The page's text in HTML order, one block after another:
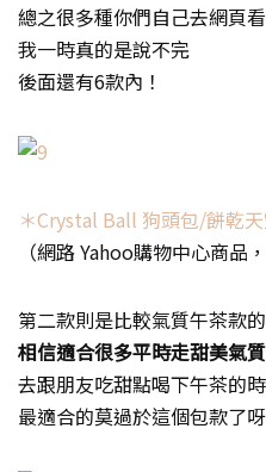
總之很多種你們自己去網頁
我一時真的是說不完
後面還有6款內！
＊Crystal Ball 狗頭包/餅乾
（網路 Yahoo購物中心商品
第二款則是比較氣質午茶款的
相信適合很多平時走甜美氣
去跟朋友吃甜點喝下午茶的
最適合的莫過於這個包款了呀